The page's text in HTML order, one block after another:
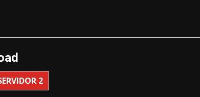
do jogo.
para maior acessibilidade.
2